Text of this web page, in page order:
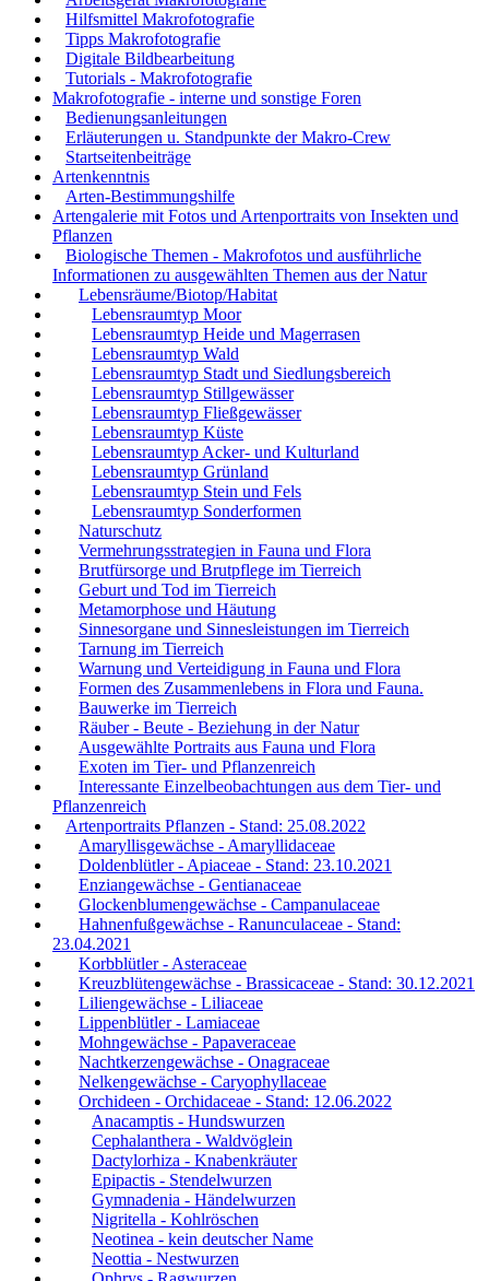
Hilfsmittel Makrofotografie
Tipps Makrofotografie
Digitale Bildbearbeitung
Tutorials - Makrofotografie
Makrofotografie - interne und sonstige Foren
Bedienungsanleitungen
Erläuterungen u. Standpunkte der Makro-Crew
Startseitenbeiträge
Artenkenntnis
Arten-Bestimmungshilfe
Artengalerie mit Fotos und Artenportraits von Insekten und
Pflanzen
Biologische Themen - Makrofotos und ausführliche
Informationen zu ausgewählten Themen aus der Natur
Lebensräume/Biotop/Habitat
Lebensraumtyp Moor
Lebensraumtyp Heide und Magerrasen
Lebensraumtyp Wald
Lebensraumtyp Stadt und Siedlungsbereich
Lebensraumtyp Stillgewässer
Lebensraumtyp Fließgewässer
Lebensraumtyp Küste
Lebensraumtyp Acker- und Kulturland
Lebensraumtyp Grünland
Lebensraumtyp Stein und Fels
Lebensraumtyp Sonderformen
Naturschutz
Vermehrungsstrategien in Fauna und Flora
Brutfürsorge und Brutpflege im Tierreich
Geburt und Tod im Tierreich
Metamorphose und Häutung
Sinnesorgane und Sinnesleistungen im Tierreich
Tarnung im Tierreich
Warnung und Verteidigung in Fauna und Flora
Formen des Zusammenlebens in Flora und Fauna.
Bauwerke im Tierreich
Räuber - Beute - Beziehung in der Natur
Ausgewählte Portraits aus Fauna und Flora
Exoten im Tier- und Pflanzenreich
Interessante Einzelbeobachtungen aus dem Tier- und
Pflanzenreich
Artenportraits Pflanzen - Stand: 25.08.2022
Amaryllisgewächse - Amaryllidaceae
Doldenblütler - Apiaceae - Stand: 23.10.2021
Enziangewächse - Gentianaceae
Glockenblumengewächse - Campanulaceae
Hahnenfußgewächse - Ranunculaceae - Stand:
23.04.2021
Korbblütler - Asteraceae
Kreuzblütengewächse - Brassicaceae - Stand: 30.12.2021
Liliengewächse - Liliaceae
Lippenblütler - Lamiaceae
Mohngewächse - Papaveraceae
Nachtkerzengewächse - Onagraceae
Nelkengewächse - Caryophyllaceae
Orchideen - Orchidaceae - Stand: 12.06.2022
Anacamptis - Hundswurzen
Cephalanthera - Waldvöglein
Dactylorhiza - Knabenkräuter
Epipactis - Stendelwurzen
Gymnadenia - Händelwurzen
Nigritella - Kohlröschen
Neotinea - kein deutscher Name
Neottia - Nestwurzen